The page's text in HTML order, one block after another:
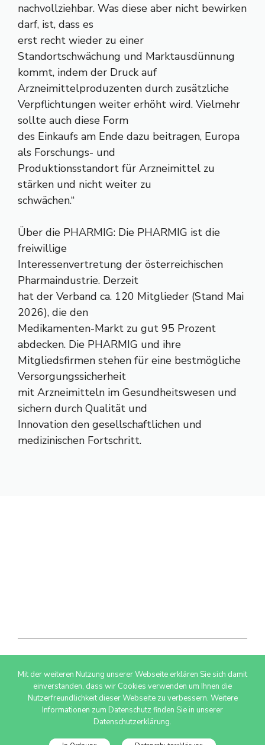
nachvollziehbar. Was diese aber nicht bewirken
darf, ist, dass es
erst recht wieder zu einer
Standortschwächung und Marktausdünnung
kommt, indem der Druck auf
Arzneimittelproduzenten durch zusätzliche
Verpflichtungen weiter erhöht wird. Vielmehr
sollte auch diese Form
des Einkaufs am Ende dazu beitragen, Europa
als Forschungs- und
Produktionsstandort für Arzneimittel zu
stärken und nicht weiter zu
schwächen.“
Über die PHARMIG: Die PHARMIG ist die
freiwillige
Interessenvertretung der österreichischen
Pharmaindustrie. Derzeit
hat der Verband ca. 120 Mitglieder (Stand Mai
2026), die den
Medikamenten-Markt zu gut 95 Prozent
abdecken. Die PHARMIG und ihre
Mitgliedsfirmen stehen für eine bestmögliche
Versorgungssicherheit
mit Arzneimitteln im Gesundheitswesen und
sichern durch Qualität und
Innovation den gesellschaftlichen und
medizinischen Fortschritt.
© 2026 AdSimple GmbH
Mit der weiteren Nutzung unserer Webseite erklären Sie sich damit
einverstanden, dass wir Cookies verwenden um Ihnen die
Nutzerfreundlichkeit dieser Webseite zu verbessern. Weitere
Informationen zum Datenschutz finden Sie in unserer
Datenschutzerklärung.